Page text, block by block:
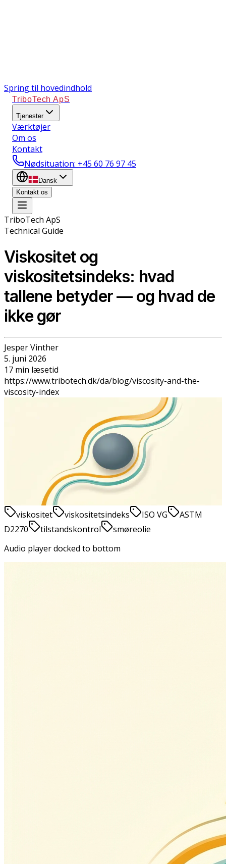
Spring til hovedindhold
TriboTech ApS
Tjenester
Værktøjer
Om os
Kontakt
Nødsituation: +45 60 76 97 45
Dansk
Kontakt os
TriboTech ApS
Technical Guide
Viskositet og
viskositetsindeks: hvad
tallene betyder — og hvad de
ikke gør
Jesper Vinther
5. juni 2026
17 min læsetid
https://www.tribotech.dk/da/blog/viscosity-and-the-
viscosity-index
Viskositet og viskositetsindeks: hvad
tallene betyder — og hvad de ikke gør
Jesper Vinther
5. juni 2026
minlæsetid
viskositet
viskositetsindeks ISO VG
ASTM
D2270
tilstandskontrol
smøreolie
Audio player docked to bottom